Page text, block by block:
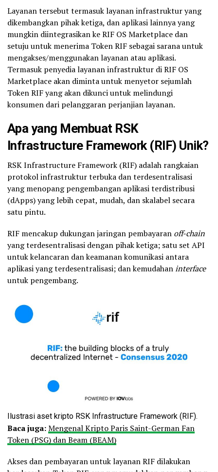
Layanan tersebut termasuk layanan infrastruktur yang
dikembangkan pihak ketiga, dan aplikasi lainnya yang
mungkin diintegrasikan ke RIF OS Marketplace dan
setuju untuk menerima Token RIF sebagai sarana untuk
mengakses/menggunakan layanan atau aplikasi.
Termasuk penyedia layanan infrastruktur di RIF OS
Marketplace akan diminta untuk menyetor sejumlah
Token RIF yang akan dikunci untuk melindungi
konsumen dari pelanggaran perjanjian layanan.
Apa yang Membuat RSK
Infrastructure Framework (RIF) Unik?
RSK Infrastructure Framework (RIF) adalah rangkaian
protokol infrastruktur terbuka dan terdesentralisasi
yang menopang pengembangan aplikasi terdistribusi
(dApps) yang lebih cepat, mudah, dan skalabel secara
satu pintu.
RIF mencakup dukungan jaringan pembayaran off-chain
yang terdesentralisasi dengan pihak ketiga; satu set API
untuk kelancaran dan keamanan komunikasi antara
aplikasi yang terdesentralisasi; dan kemudahaninterface
untuk pengembang.
Ilustrasi aset kripto RSK Infrastructure Framework (RIF).
Baca juga:Mengenal Kripto Paris Saint-German Fan
Token (PSG) dan Beam (BEAM)
Akses dan pembayaran untuk layanan RIF dilakukan